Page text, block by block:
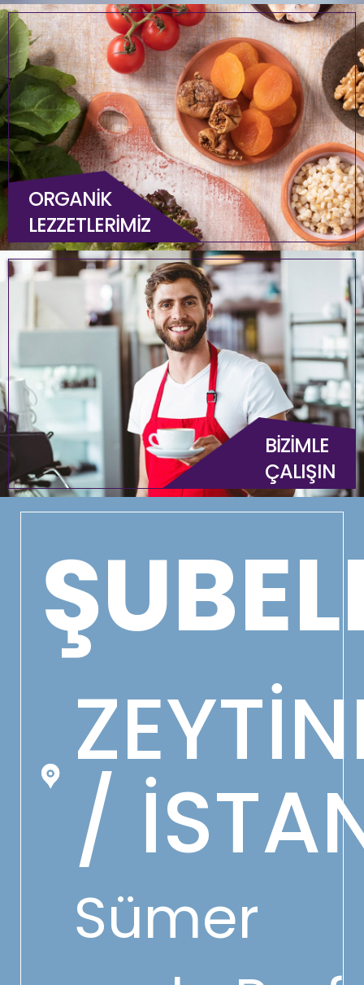
ORGANİK
LEZZETLERİMİZ
BİZİMLE
ÇALIŞIN
/
Sümer